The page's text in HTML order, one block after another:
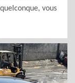
vous